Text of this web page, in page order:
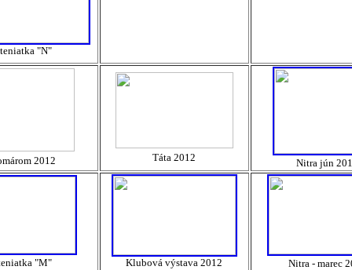
"N"
2012 Táta 2012 Nitra jún
"M" Klubová výstava 2012 Nitra - marec